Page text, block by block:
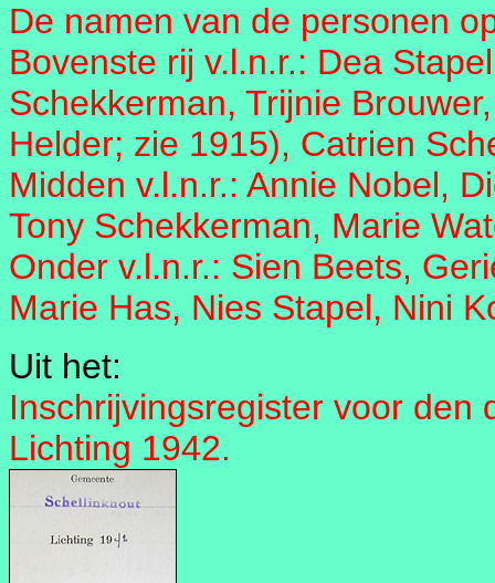
De namen van de personen
Bovenste rij v.l.n.r.: Dea
Schekkerman, Trijnie
Helder; zie 1915), Catrien
Midden v.l.n.r.: Annie Nobel,
Tony Schekkerman, Marie
Onder v.l.n.r.: Sien Beets,
Marie Has, Nies Stapel, Nini
Uit het:
Inschrijvingsregister voor den
Lichting 1942.